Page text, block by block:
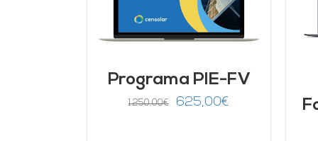
Programa PIE-FV
1.250,00€
El
625,00€
DETALLES